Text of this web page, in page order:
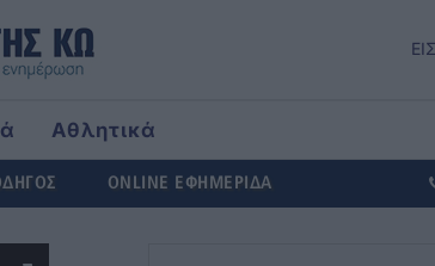
Αθλητικά
ONLINE ΕΦΗΜΕΡΙΔΑ